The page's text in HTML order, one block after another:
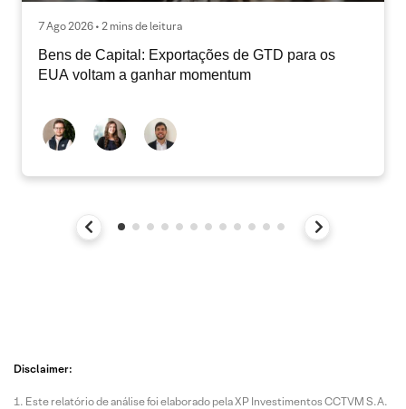
7 Ago 2026 • 2 mins de leitura
Bens de Capital: Exportações de GTD para os
EUA voltam a ganhar momentum
Disclaimer:
Este relatório de análise foi elaborado pela XP Investimentos CCTVM S.A.